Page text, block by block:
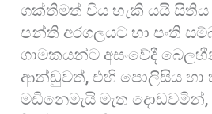
ශක්තිමත් විය හැකි යයි
පන්ති අරගලයට හා පංති
ගාමකයන්ට අසංවේදී
ආන්ඩුවත්, එහි පොලිසිය හා
මඩිනෙමැයි මැත